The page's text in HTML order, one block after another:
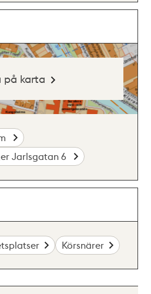
på karta
Jarlsgatan 6
Körsnärer